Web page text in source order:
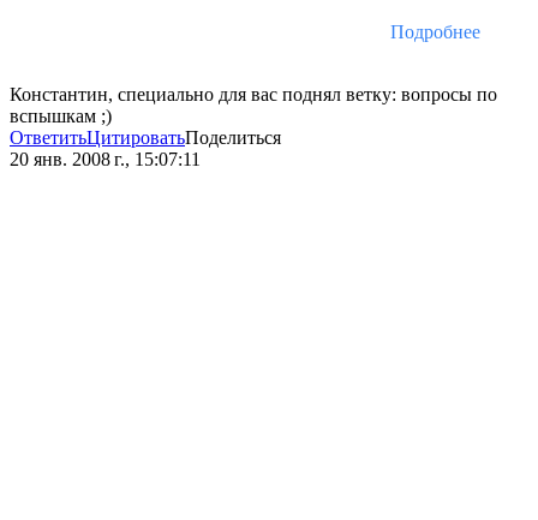
Подробнее
Константин, специально для вас поднял ветку: вопросы по
вспышкам ;)
ОтветитьЦитироватьПоделиться
20 янв. 2008 г., 15:07:11